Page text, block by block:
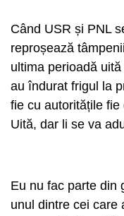
Când USR și PNL
reproșează
ultima perioadă
au îndurat frigul la
fie cu autoritățile
Uită, dar li se va
Eu nu fac parte din
unul dintre cei care